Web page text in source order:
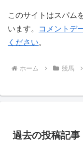
このサイトはスパム
います。
コメントデ
ください。
ホーム 競馬
過去の投稿記事